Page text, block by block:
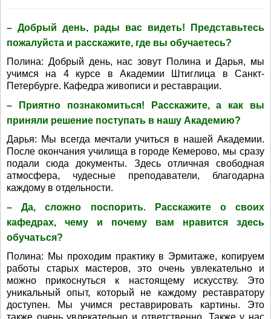
– Добрый день, рады вас видеть! Представьтесь
пожалуйста и расскажите, где вы обучаетесь?
Полина: Добрый день, нас зовут Полина и Дарья, мы
учимся на 4 курсе в Академии Штиглица в Санкт-
Петербурге. Кафедра живописи и реставрации.
– Приятно познакомиться! Расскажите, а как вы
приняли решение поступать в нашу Академию?
Дарья: Мы всегда мечтали учиться в нашей Академии.
После окончания училища в городе Кемерово, мы сразу
подали сюда документы. Здесь отличная свободная
атмосфера, чудесные преподаватели, благодарна
каждому в отдельности.
– Да, сложно поспорить. Расскажите о своих
кафедрах, чему и почему вам нравится здесь
обучаться?
Полина: Мы проходим практику в Эрмитаже, копируем
работы старых мастеров, это очень увлекательно и
можно прикоснуться к настоящему искусству. Это
уникальный опыт, который не каждому реставратору
доступен. Мы учимся реставрировать картины. Это
также очень увлекательно и ответственно. Также у нас